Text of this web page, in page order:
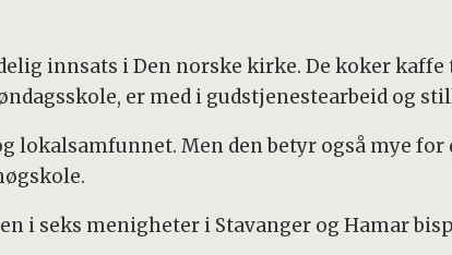
innsats i Den norske kirke. De koker
er med i gudstjenestearbeid og
Men den betyr også mye for
i seks menigheter i Stavanger og Hamar